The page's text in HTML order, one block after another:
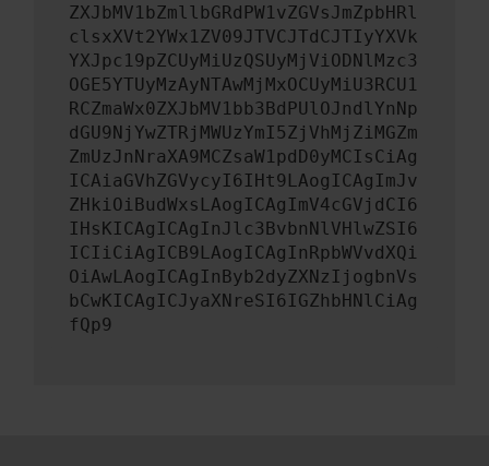
ZXJbMV1bZmllbGRdPW1vZGVsJmZpbHRl
clsxXVt2YWx1ZV09JTVCJTdCJTIyYXVk
YXJpc19pZCUyMiUzQSUyMjViODNlMzc3
OGE5YTUyMzAyNTAwMjMxOCUyMiU3RCU1
RCZmaWx0ZXJbMV1bb3BdPUlOJndlYnNp
dGU9NjYwZTRjMWUzYmI5ZjVhMjZiMGZm
ZmUzJnNraXA9MCZsaW1pdD0yMCIsCiAg
ICAiaGVhZGVycyI6IHt9LAogICAgImJv
ZHkiOiBudWxsLAogICAgImV4cGVjdCI6
IHsKICAgICAgInJlc3BvbnNlVHlwZSI6
ICIiCiAgICB9LAogICAgInRpbWVvdXQi
OiAwLAogICAgInByb2dyZXNzIjogbnVs
bCwKICAgICJyaXNreSI6IGZhbHNlCiAg
fQp9